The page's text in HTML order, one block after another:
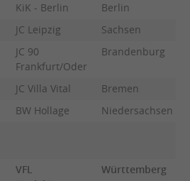
KiK - Berlin
Berlin
JC Leipzig
Sachsen
JC 90
Frankfurt/Oder
Brandenburg
JC Villa Vital
Bremen
BW Hollage
Niedersachsen
VFL
Württemberg